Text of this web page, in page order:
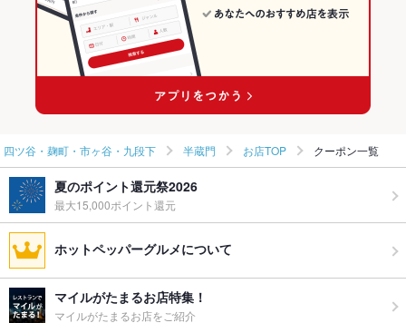
半蔵門のグルメランキング
半蔵門の中華ランキング
半蔵門の中華全般ランキング
四ツ谷・麹町・市ヶ谷・九段下 半蔵門 お店TOP クーポン一覧
夏のポイント還元祭2026
最大15,000ポイント還元
ホットペッパーグルメについて
マイルがたまるお店特集！
マイルがたまるお店をご紹介